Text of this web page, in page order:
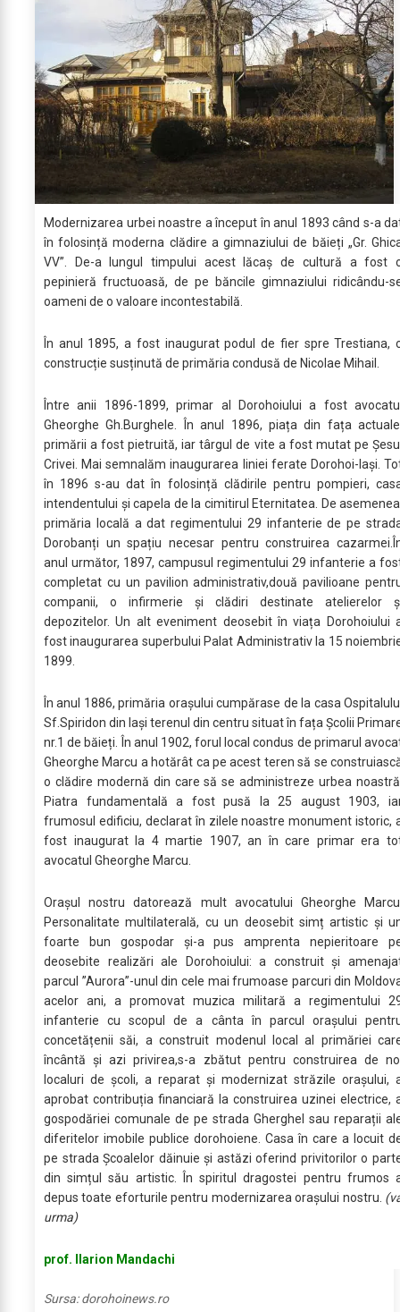
Modernizarea urbei noastre a început în anul 1893 când s-a
în folosință moderna clădire a gimnaziului de băieți „Gr.
VV”. De-a lungul timpului acest lăcaș de cultură a fost
pepinieră fructuoasă, de pe băncile gimnaziului ridicându-
oameni de o valoare incontestabilă.
În anul 1895, a fost inaugurat podul de fier spre Trestiana,
construcție susținută de primăria condusă de Nicolae Mihail.
Între anii 1896-1899, primar al Dorohoiului a fost
Gheorghe Gh.Burghele. În anul 1896, piața din fața
primării a fost pietruită, iar târgul de vite a fost mutat pe
Crivei. Mai semnalăm inaugurarea liniei ferate Dorohoi-Iași.
în 1896 s-au dat în folosință clădirile pentru pompieri,
intendentului și capela de la cimitirul Eternitatea. De
primăria locală a dat regimentului 29 infanterie de pe
Dorobanți un spațiu necesar pentru construirea
anul următor, 1897, campusul regimentului 29 infanterie a
completat cu un pavilion administrativ,două pavilioane
companii, o infirmerie și clădiri destinate atelierelor
depozitelor. Un alt eveniment deosebit în viața Dorohoiului
fost inaugurarea superbului Palat Administrativ la 15
1899.
În anul 1886, primăria orașului cumpărase de la casa
Sf.Spiridon din Iași terenul din centru situat în fața Școlii
nr.1 de băieți. În anul 1902, forul local condus de primarul
Gheorghe Marcu a hotărât ca pe acest teren să se
o clădire modernă din care să se administreze urbea
Piatra fundamentală a fost pusă la 25 august 1903,
frumosul edificiu, declarat în zilele noastre monument istoric,
fost inaugurat la 4 martie 1907, an în care primar era
avocatul Gheorghe Marcu.
Orașul nostru datorează mult avocatului Gheorghe
Personalitate multilaterală, cu un deosebit simț artistic și
foarte bun gospodar și-a pus amprenta nepieritoare
deosebite realizări ale Dorohoiului: a construit și
parcul ”Aurora”-unul din cele mai frumoase parcuri din
acelor ani, a promovat muzica militară a regimentului
infanterie cu scopul de a cânta în parcul orașului
concetățenii săi, a construit modenul local al primăriei
încântă și azi privirea,s-a zbătut pentru construirea de
localuri de școli, a reparat și modernizat străzile orașului,
aprobat contribuția financiară la construirea uzinei electrice,
gospodăriei comunale de pe strada Gherghel sau reparații
diferitelor imobile publice dorohoiene. Casa în care a locuit
pe strada Școalelor dăinuie și astăzi oferind privitorilor o
din simțul său artistic. În spiritul dragostei pentru frumos
depus toate eforturile pentru modernizarea orașului nostru.
urma)
prof. Ilarion Mandachi
Sursa:dorohoinews.ro